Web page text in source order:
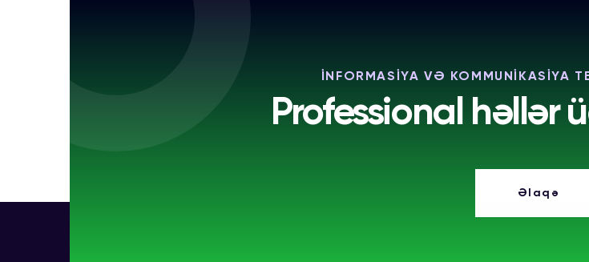
İNFORMASİYA VƏ KOMMUNİKASİYA
Professional həllər
Əlaqə